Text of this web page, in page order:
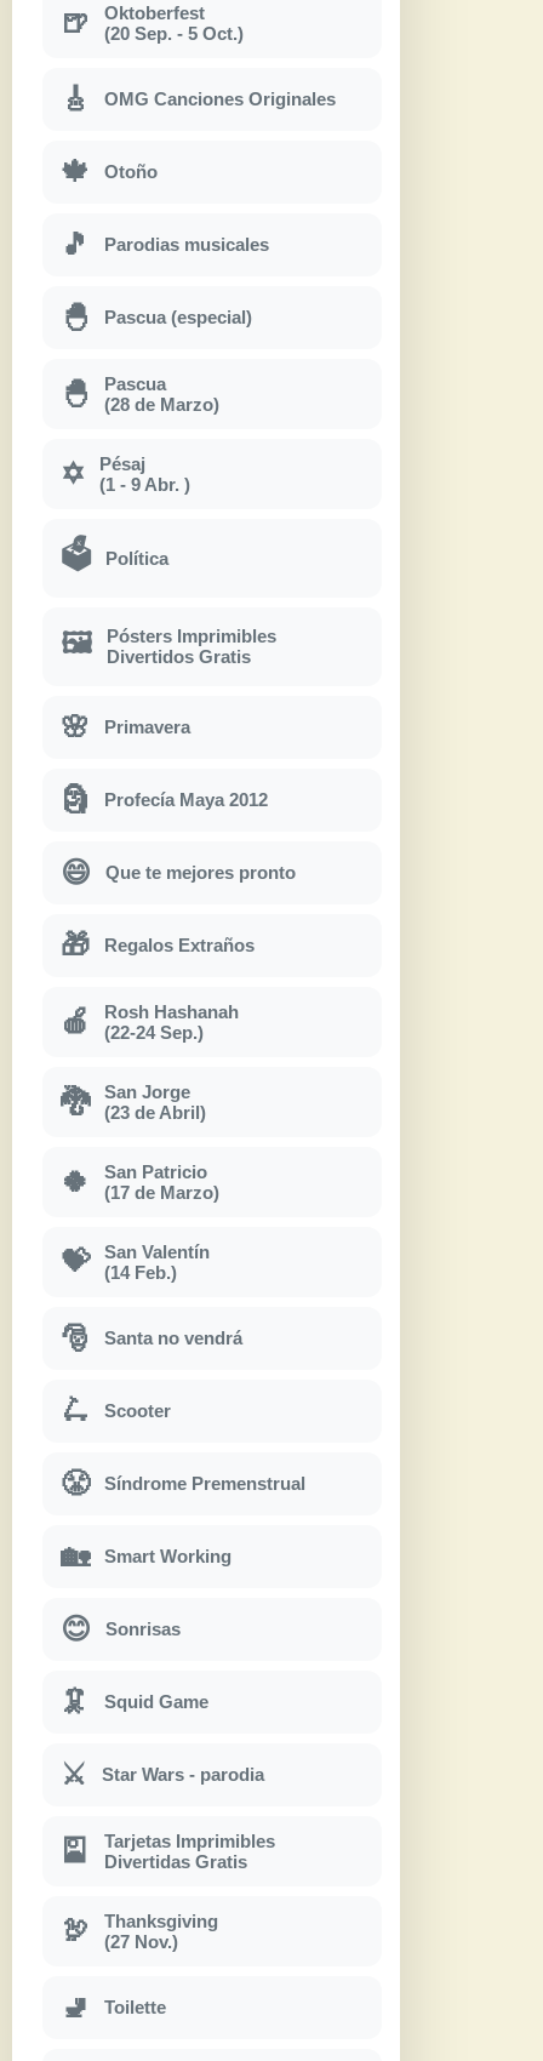
🍺
Oktoberfest
(20 Sep. - 5 Oct.)
🎸 OMG Canciones Originales
🍁 Otoño
🎵 Parodias musicales
🐣 Pascua (especial)
🐣
Pascua
(28 de Marzo)
✡
Pésaj
(1 - 9 Abr. )
🗳 Política
🖼
Pósters Imprimibles
Divertidos Gratis
🌸 Primavera
🗿 Profecía Maya 2012
😄 Que te mejores pronto
🎁 Regalos Extraños
🍎
Rosh Hashanah
(22-24 Sep.)
🐉
San Jorge
(23 de Abril)
🍀
San Patricio
(17 de Marzo)
💝
San Valentín
(14 Feb.)
🎅 Santa no vendrá
🛴 Scooter
😤 Síndrome Premenstrual
🏡 Smart Working
😊 Sonrisas
🦑 Squid Game
⚔ Star Wars - parodia
🎴
Tarjetas Imprimibles
Divertidas Gratis
🦃
Thanksgiving
(27 Nov.)
🚽 Toilette